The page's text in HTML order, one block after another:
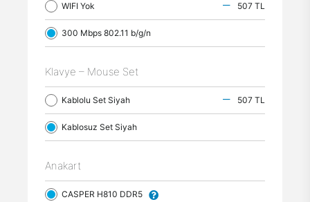
WIFI Yok 507 TL
300 Mbps 802.11 b/g/n
Klavye – Mouse Set
Kablolu Set Siyah 507 TL
Kablosuz Set Siyah
Anakart
CASPER H810 DDR5